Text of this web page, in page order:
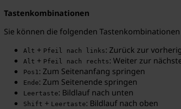
Tastenkombinationen
Sie können die folgenden
Alt + Pfeil nach links: Zurück zur
Alt + Pfeil nach rechts: Weiter zur
Pos1: Zum Seitenanfang springen
Ende: Zum Seitenende springen
Leertaste: Bildlauf nach unten
Shift + Leertaste: Bildlauf nach oben
Suchbegriff...
Suchen